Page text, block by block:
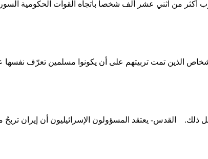
من اثني عشر ألف شخصاً باتجاه القوات الحكومية
الذين تمت تربيتهم على أن يكونوا مسلمين تعرّف نفسها
القدس- يعتقد المسؤولون الإسرائيليون أن إيران